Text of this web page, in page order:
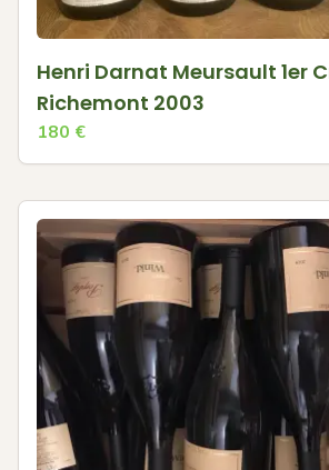
Henri Darnat Meursault 1er
Richemont 2003
180 €